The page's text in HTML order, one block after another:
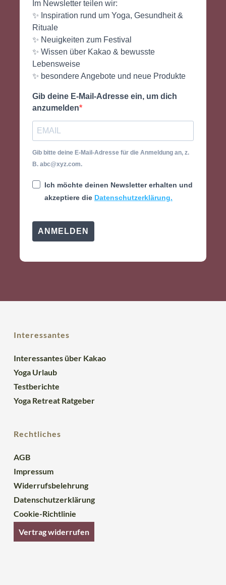
Im Newsletter teilen wir:
✨ Inspiration rund um Yoga, Gesundheit &
Rituale
✨ Neuigkeiten zum Festival
✨ Wissen über Kakao & bewusste
Lebensweise
✨ besondere Angebote und neue Produkte
Gib deine E-Mail-Adresse ein, um dich
anzumelden
Gib bitte deine E-Mail-Adresse für die Anmeldung an, z.
B. abc@xyz.com.
Ich möchte deinen Newsletter erhalten und
akzeptiere die Datenschutzerklärung.
ANMELDEN
Interessantes
Interessantes über Kakao
Yoga Urlaub
Testberichte
Yoga Retreat Ratgeber
Rechtliches
AGB
Impressum
Widerrufsbelehrung
Datenschutzerklärung
Cookie-Richtlinie
Vertrag widerrufen